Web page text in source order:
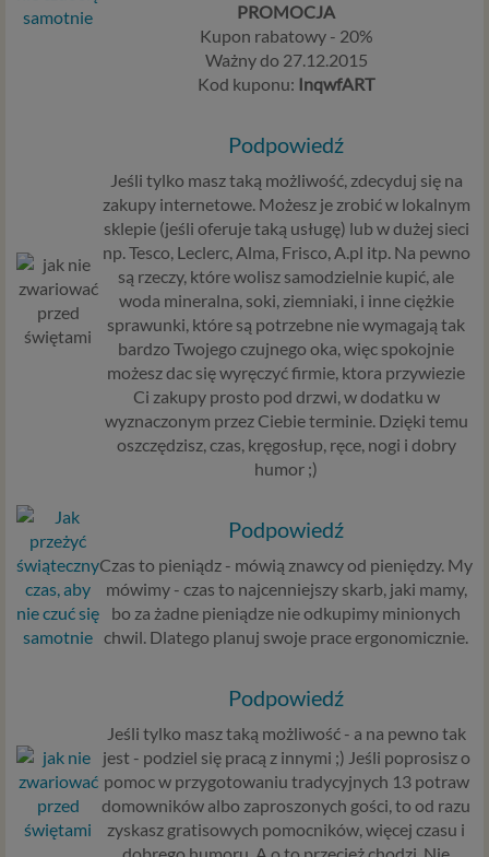
PROMOCJA
Kupon rabatowy - 20%
Ważny do 27.12.2015
Kod kuponu: InqwfART
Podpowiedź
Jeśli tylko masz taką możliwość, zdecyduj się na
zakupy internetowe. Możesz je zrobić w lokalnym
sklepie (jeśli oferuje taką usługę) lub w dużej sieci
np. Tesco, Leclerc, Alma, Frisco, A.pl itp. Na pewno
są rzeczy, które wolisz samodzielnie kupić, ale
woda mineralna, soki, ziemniaki, i inne ciężkie
sprawunki, które są potrzebne nie wymagają tak
bardzo Twojego czujnego oka, więc spokojnie
możesz dac się wyręczyć firmie, ktora przywiezie
Ci zakupy prosto pod drzwi, w dodatku w
wyznaczonym przez Ciebie terminie. Dzięki temu
oszczędzisz, czas, kręgosłup, ręce, nogi i dobry
humor ;)
Podpowiedź
Czas to pieniądz - mówią znawcy od pieniędzy. My
mówimy - czas to najcenniejszy skarb, jaki mamy,
bo za żadne pieniądze nie odkupimy minionych
chwil. Dlatego planuj swoje prace ergonomicznie.
Podpowiedź
Jeśli tylko masz taką możliwość - a na pewno tak
jest - podziel się pracą z innymi ;) Jeśli poprosisz o
pomoc w przygotowaniu tradycyjnych 13 potraw
domowników albo zaproszonych gości, to od razu
zyskasz gratisowych pomocników, więcej czasu i